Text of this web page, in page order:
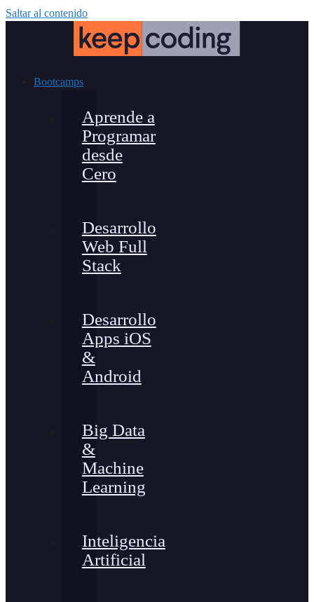
Saltar al contenido
Bootcamps
Aprende a
Programar
desde
Cero
Desarrollo
Web Full
Stack
Desarrollo
Apps iOS
&
Android
Big Data
&
Machine
Learning
Inteligencia
Artificial